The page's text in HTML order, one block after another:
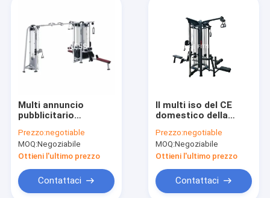
Multi annuncio
pubblicitario
della palestra della
stazione su
ordinazione tre strati
di spruzzatura
elettrostatica
Prezzo:negotiable
MOQ:Negoziabile
Ottieni l'ultimo prezzo
Contattaci
Il multi iso del CE
domestico della
esercizio di forma
fisica della stazione
dell'attrezzatura
della palestra ha
certificato
Prezzo:negotiable
MOQ:Negoziabile
Ottieni l'ultimo prezzo
Contattaci